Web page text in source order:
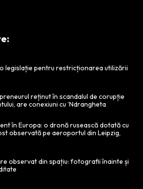
legislație pentru restricționarea utilizării
reținut în scandalul de corupție
are conexiuni cu ‘Ndrangheta
în Europa: o dronă rusească dotată cu
observată pe aeroportul din Leipzig,
observat din spațiu: fotografii înainte și